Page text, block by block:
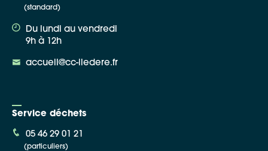
(standard)
Du lundi au vendredi
9h à 12h
accueil@cc-iledere.fr
Service déchets
05 46 29 01 21
(particuliers)